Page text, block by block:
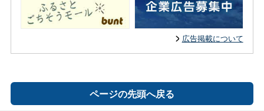
広告掲載について
ページの先頭へ戻る